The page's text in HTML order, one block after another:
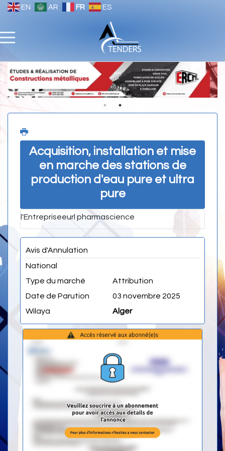
EN AR FR ES
Acquisition, installation et mise
en marche des stations de
production d'eau pure et ultra
pure
l'Entrepriseeurl pharmascience
Avis d'Annulation
National
Type du marché
Attribution
Date de Parution
03 novembre 2025
Wilaya
Alger